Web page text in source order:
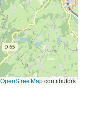
OpenStreetMapcontributors